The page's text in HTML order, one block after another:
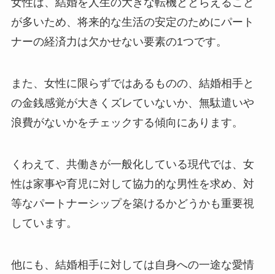
女性は、結婚を人生の大きな転機ととらえること
が多いため、将来的な生活の安定のためにパート
ナーの経済力は欠かせない要素の1つです。
また、女性に限らずではあるものの、結婚相手と
の金銭感覚が大きくズレていないか、無駄遣いや
浪費がないかをチェックする傾向にあります。
くわえて、共働きが一般化している現代では、女
性は家事や育児に対して協力的な男性を求め、対
等なパートナーシップを築けるかどうかも重要視
しています。
他にも、結婚相手に対しては自身への一途な愛情